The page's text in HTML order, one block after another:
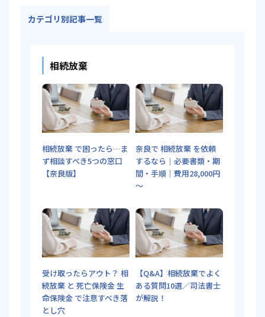
カテゴリ別記事一覧
相続放棄
相続放棄 で困ったら…ま
ず相談すべき5つの窓口
【奈良版】
奈良で 相続放棄 を依頼
するなら｜必要書類・期
間・手順｜費用28,000円
～
受け取ったらアウト？ 相
続放棄 と 死亡保険金 生
命保険金 で注意すべき落
とし穴
【Q&A】相続放棄でよく
ある質問10選／司法書士
が解説！